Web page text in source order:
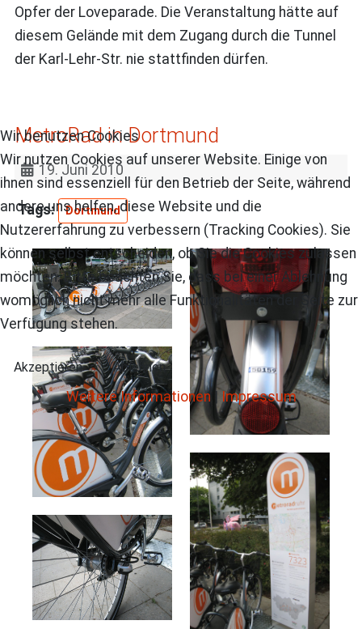
Opfer der Loveparade. Die Veranstaltung hätte auf
diesem Gelände mit dem Zugang durch die Tunnel
der Karl-Lehr-Str. nie stattfinden dürfen.
MetroRad in Dortmund
19. Juni 2010
Dortmund
Wir benutzen Cookies
Wir nutzen Cookies auf unserer Website. Einige von
ihnen sind essenziell für den Betrieb der Seite, während
andere uns helfen, diese Website und die
Nutzererfahrung zu verbessern (Tracking Cookies). Sie
können selbst entscheiden, ob Sie die Cookies zulassen
möchten. Bitte beachten Sie, dass bei einer Ablehnung
womöglich nicht mehr alle Funktionalitäten der Seite zur
Verfügung stehen.
Akzeptieren Ablehnen
Weitere Informationen Impressum